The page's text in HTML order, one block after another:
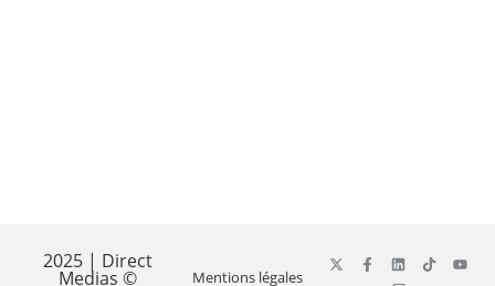
2025 | Direct
Medias © Mentions légales